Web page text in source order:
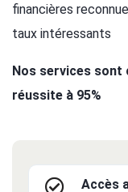
financières
taux intéressants
Nos services sont
réussite à 95%
Accès